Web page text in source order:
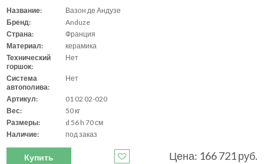
Название:
Вазон де Андузе
Бренд:
Anduze
Страна:
Франция
Материал:
керамика
Технический
горшок:
Нет
Система
автополива:
Нет
Артикул:
01 02 02-020
Вес:
50 кг
Размеры:
d 56 h 70 см
Наличие:
под заказ
Купить Цена: 166 721 руб.